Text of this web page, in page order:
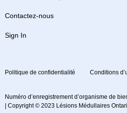
Contactez-nous
Sign In
Numéro d’enregistrement d’organisme de
| Copyright © 2023 Lésions Médullaires
Politique de confidentialité Conditions